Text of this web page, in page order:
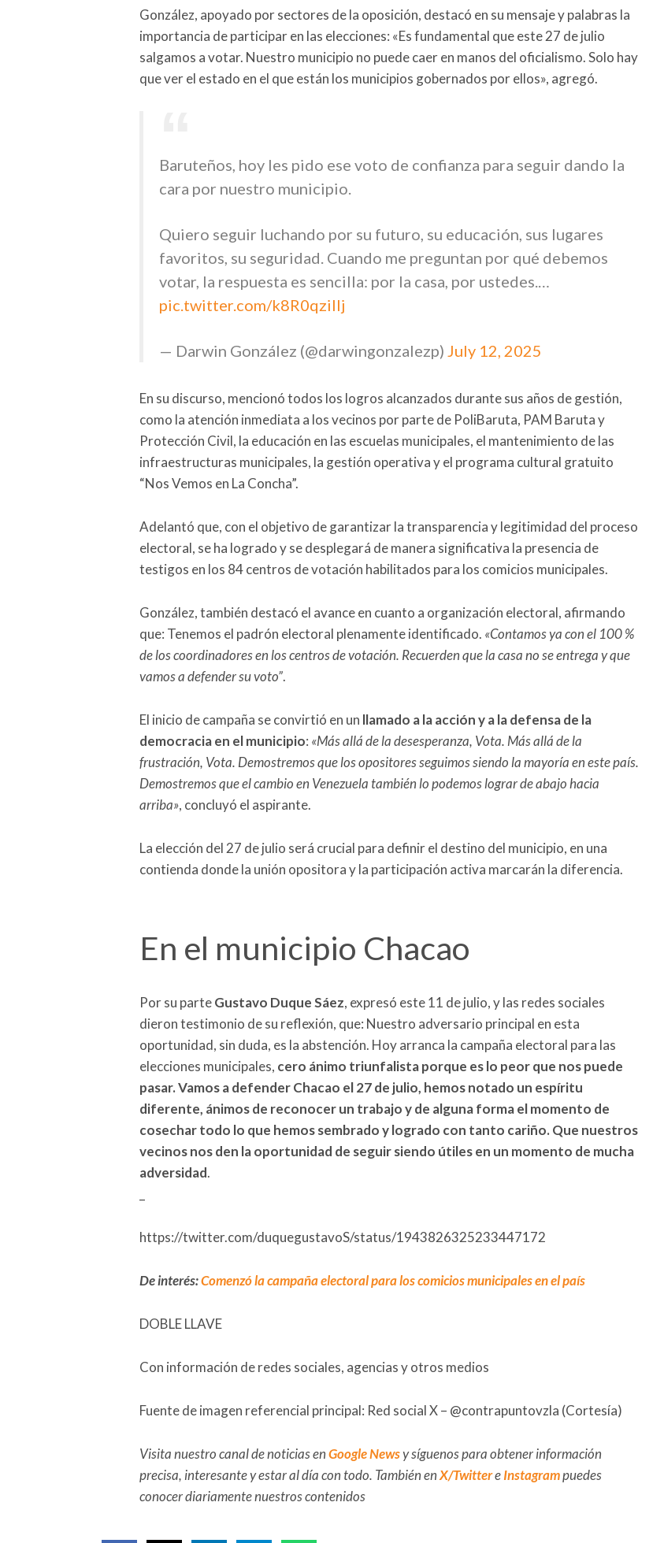
González, apoyado por sectores de la oposición, destacó en su mensaje y palabras la
importancia de participar en las elecciones: «Es fundamental que este 27 de julio
salgamos a votar. Nuestro municipio no puede caer en manos del oficialismo. Solo hay
que ver el estado en el que están los municipios gobernados por ellos», agregó.
Baruteños, hoy les pido ese voto de confianza para seguir dando la
cara por nuestro municipio.
Quiero seguir luchando por su futuro, su educación, sus lugares
favoritos, su seguridad. Cuando me preguntan por qué debemos
votar, la respuesta es sencilla: por la casa, por ustedes.…
pic.twitter.com/k8R0qzilIj
— Darwin González (@darwingonzalezp) July 12, 2025
En su discurso, mencionó todos los logros alcanzados durante sus años de gestión,
como la atención inmediata a los vecinos por parte de PoliBaruta, PAM Baruta y
Protección Civil, la educación en las escuelas municipales, el mantenimiento de las
infraestructuras municipales, la gestión operativa y el programa cultural gratuito
“Nos Vemos en La Concha”.
Adelantó que, con el objetivo de garantizar la transparencia y legitimidad del proceso
electoral, se ha logrado y se desplegará de manera significativa la presencia de
testigos en los 84 centros de votación habilitados para los comicios municipales.
González, también destacó el avance en cuanto a organización electoral, afirmando
que: Tenemos el padrón electoral plenamente identificado. «Contamos ya con el 100 %
de los coordinadores en los centros de votación. Recuerden que la casa no se entrega y que
vamos a defender su voto”.
El inicio de campaña se convirtió en un llamado a la acción y a la defensa de la
democracia en el municipio: «Más allá de la desesperanza, Vota. Más allá de la
frustración, Vota. Demostremos que los opositores seguimos siendo la mayoría en este país.
Demostremos que el cambio en Venezuela también lo podemos lograr de abajo hacia
arriba», concluyó el aspirante.
La elección del 27 de julio será crucial para definir el destino del municipio, en una
contienda donde la unión opositora y la participación activa marcarán la diferencia.
En el municipio Chacao
Por su parteGustavo Duque Sáez, expresó este 11 de julio, y las redes sociales
dieron testimonio de su reflexión, que: Nuestro adversario principal en esta
oportunidad, sin duda, es la abstención. Hoy arranca la campaña electoral para las
elecciones municipales, cero ánimo triunfalista porque es lo peor que nos puede
pasar. Vamos a defenderChacao el 27 de julio, hemos notado un espíritu
diferente, ánimos de reconocer un trabajo y de alguna forma el momento de
cosechar todo lo que hemos sembrado y logrado con tanto cariño. Que nuestros
vecinos nos den la oportunidad de seguir siendo útiles en un momento de mucha
adversidad.
https://twitter.com/duquegustavoS/status/1943826325233447172
De interés:Comenzó la campaña electoral para los comicios municipales en el país
DOBLE LLAVE
Con información de redes sociales, agencias y otros medios
Fuente de imagen referencial principal: Red social X – @contrapuntovzla (Cortesía)
Visita nuestro canal de noticias enGoogle Newsy síguenos para obtener información
precisa, interesante y estar al día con todo. También enX/TwittereInstagrampuedes
conocer diariamente nuestros contenidos